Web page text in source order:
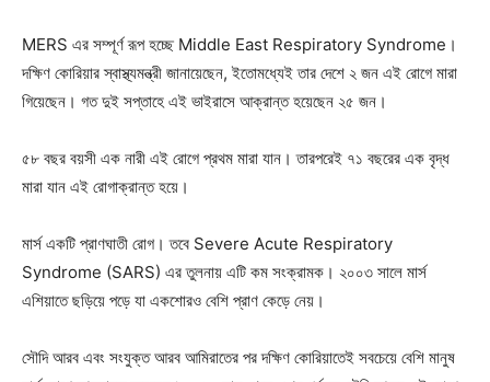
MERS এর সম্পূর্ণ রূপ হচ্ছে Middle East Respiratory Syndrome।
দক্ষিণ কোরিয়ার স্বাস্থ্যমন্ত্রী জানায়েছেন, ইতোমধ্যেই তার দেশে ২ জন এই রোগে মারা
গিয়েছেন। গত দুই সপ্তাহে এই ভাইরাসে আক্রান্ত হয়েছেন ২৫ জন।
৫৮ বছর বয়সী এক নারী এই রোগে প্রথম মারা যান। তারপরেই ৭১ বছরের এক বৃদ্ধ
মারা যান এই রোগাক্রান্ত হয়ে।
মার্স একটি প্রাণঘাতী রোগ। তবে Severe Acute Respiratory
Syndrome (SARS) এর তুলনায় এটি কম সংক্রামক। ২০০৩ সালে মার্স
এশিয়াতে ছড়িয়ে পড়ে যা একশোরও বেশি প্রাণ কেড়ে নেয়।
সৌদি আরব এবং সংযুক্ত আরব আমিরাতের পর দক্ষিণ কোরিয়াতেই সবচেয়ে বেশি মানুষ